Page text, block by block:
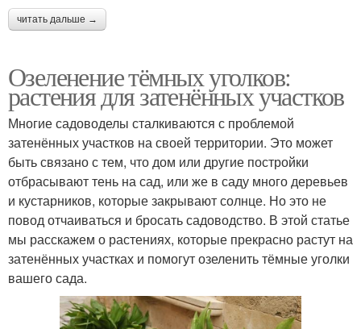
читать дальше →
Озеленение тёмных уголков:
растения для затенённых участков
Многие садоводелы сталкиваются с проблемой
затенённых участков на своей территории. Это может
быть связано с тем, что дом или другие постройки
отбрасывают тень на сад, или же в саду много деревьев
и кустарников, которые закрывают солнце. Но это не
повод отчаиваться и бросать садоводство. В этой статье
мы расскажем о растениях, которые прекрасно растут на
затенённых участках и помогут озеленить тёмные уголки
вашего сада.